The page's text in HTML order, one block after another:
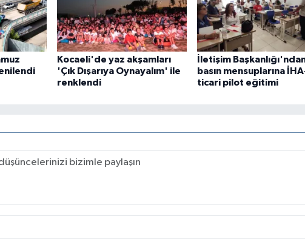
Kocaeli'de yaz akşamları
'Çık Dışarıya Oynayalım' ile
renklendi
İletişim
basın mensuplarına
ticari pilot eğitimi